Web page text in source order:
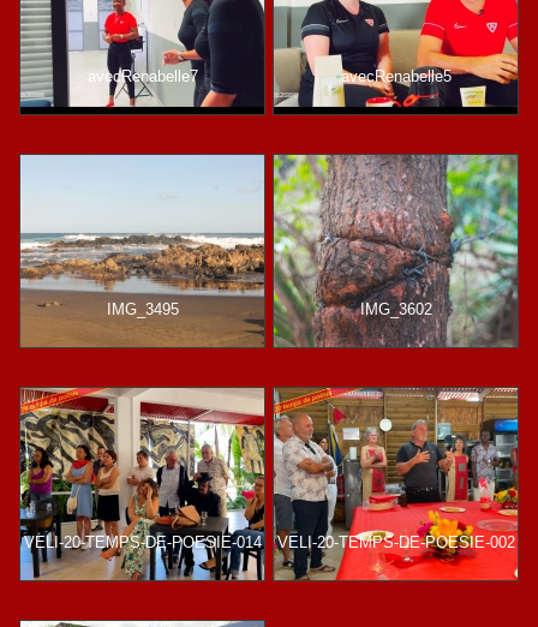
avecRenabelle7 avecRenabelle5
IMG_3495 IMG_3602
VELI-20-TEMPS-DE-POESIE-014 VELI-20-TEMPS-DE-POESIE-002